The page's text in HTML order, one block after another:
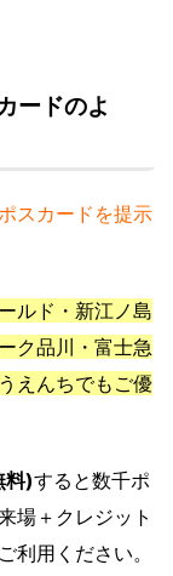
ードのよ
スカードを提示
ルド・新江ノ島
ク品川・富士急
えんちでもご優
料)すると数千ポ
場＋クレジット
利用ください。